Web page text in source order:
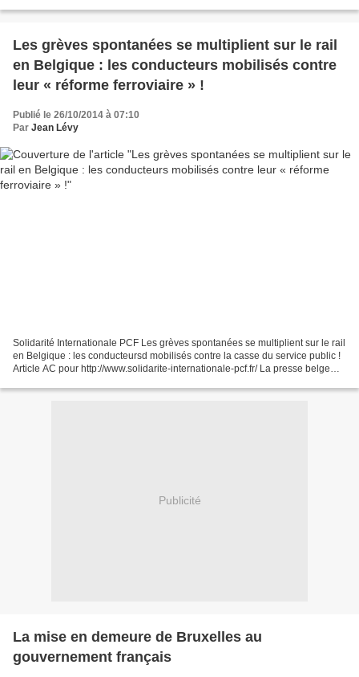
Les grèves spontanées se multiplient sur le rail
en Belgique : les conducteurs mobilisés contre
leur « réforme ferroviaire » !
Publié le 26/10/2014 à 07:10
Par Jean Lévy
Solidarité Internationale PCF Les grèves spontanées se multiplient sur le rail
en Belgique : les conducteursd mobilisés contre la casse du service public !
Article AC pour http://www.solidarite-internationale-pcf.fr/ La presse belge
Publicité
La mise en demeure de Bruxelles au
gouvernement français